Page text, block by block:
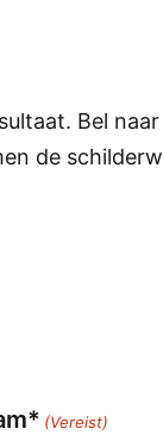
Bel naar
de
(Vereist)